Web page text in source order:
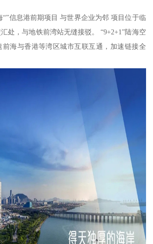
信息港前期项目 与世界企业为邻 项目位于临
处，与地铁前湾站无缝接驳。 “9+2+1”陆海空
前海与香港等湾区城市互联互通，加速链接全